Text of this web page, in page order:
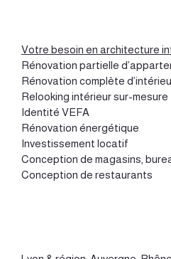
Votre besoin en architecture
Rénovation partielle
Rénovation complète
Relooking intérieur sur-mesure
Identité VEFA
Rénovation énergétique
Investissement locatif
Conception de magasins,
Conception de restaurants